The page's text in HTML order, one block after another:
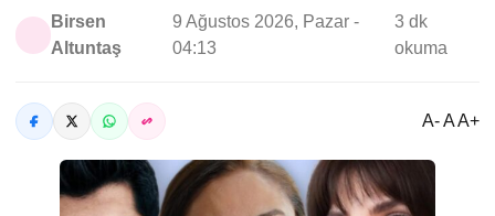
Birsen
Altuntaş
9 Ağustos 2026, Pazar -
04:13
3 dk
okuma
A- A A+